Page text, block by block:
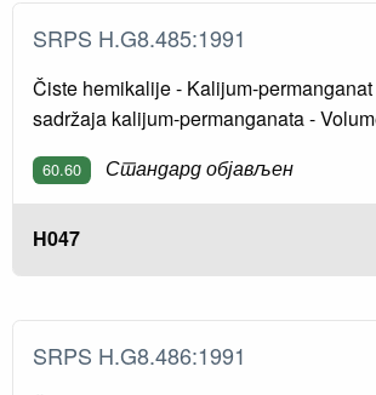
SRPS H.G8.485:1991
Čiste hemikalije - Kalijum-
sadržaja kalijum-permanganata -
60.60 Стандард објављен
H047
SRPS H.G8.486:1991